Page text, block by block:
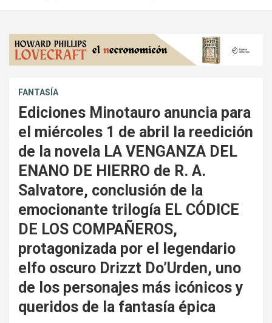
FANTASÍA
Ediciones Minotauro anuncia para
el miércoles 1 de abril la reedición
de la novela LA VENGANZA DEL
ENANO DE HIERRO de R. A.
Salvatore, conclusión de la
emocionante trilogía EL CÓDICE
DE LOS COMPAÑEROS,
protagonizada por el legendario
elfo oscuro Drizzt Do’Urden, uno
de los personajes más icónicos y
queridos de la fantasía épica